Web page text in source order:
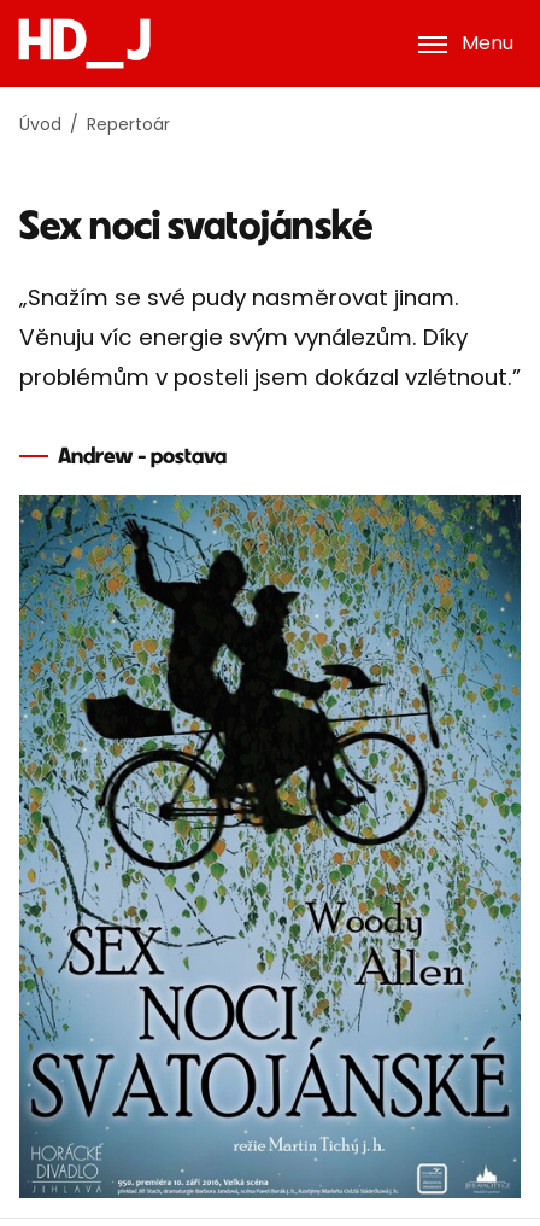
Menu
Úvod Repertoár
Sex noci svatojánské
„Snažím se své pudy nasměrovat jinam.
Věnuju víc energie svým vynálezům. Díky
problémům v posteli jsem dokázal vzlétnout.”
Andrew - postava